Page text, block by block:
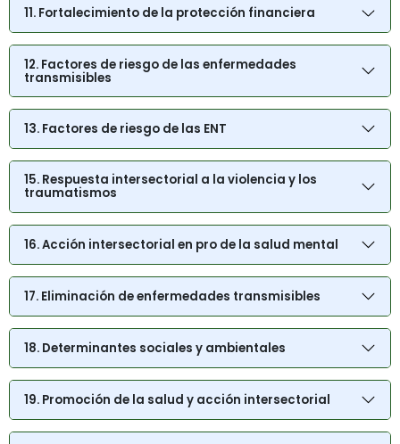
11. Fortalecimiento de la protección financiera
12. Factores de riesgo de las enfermedades
transmisibles
13. Factores de riesgo de las ENT
15. Respuesta intersectorial a la violencia y los
traumatismos
16. Acción intersectorial en pro de la salud mental
17. Eliminación de enfermedades transmisibles
18. Determinantes sociales y ambientales
19. Promoción de la salud y acción intersectorial